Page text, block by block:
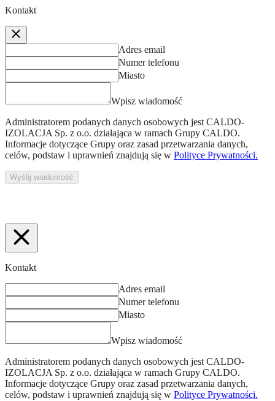
Kontakt
Adres email
Numer telefonu
Miasto
Wpisz wiadomość
Administratorem podanych danych osobowych jest CALDO-
IZOLACJA Sp. z o.o. działająca w ramach Grupy CALDO.
Informacje dotyczące Grupy oraz zasad przetwarzania danych,
celów, podstaw i uprawnień znajdują się w Polityce Prywatności.
Wyślij wiadomość
Kontakt
Adres email
Numer telefonu
Miasto
Wpisz wiadomość
Administratorem podanych danych osobowych jest CALDO-
IZOLACJA Sp. z o.o. działająca w ramach Grupy CALDO.
Informacje dotyczące Grupy oraz zasad przetwarzania danych,
celów, podstaw i uprawnień znajdują się w Polityce Prywatności.